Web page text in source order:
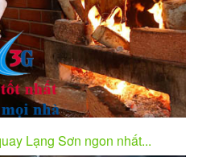
Lạng Sơn ngon nhất...